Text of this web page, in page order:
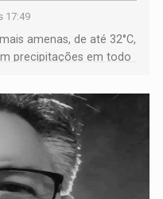
17:49
amenas, de até 32°C,
precipitações em todo